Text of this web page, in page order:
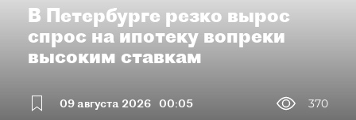
В Петербурге резко вырос
спрос на ипотеку вопреки
высоким ставкам
09 августа 2026 00:05 370